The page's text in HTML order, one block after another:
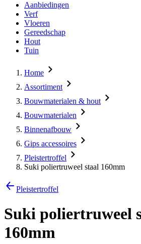
Aanbiedingen
Verf
Vloeren
Gereedschap
Hout
Tuin
Home
Assortiment
Bouwmaterialen & hout
Bouwmaterialen
Binnenafbouw
Gips accessoires
Pleistertroffel
Suki poliertruweel staal 160mm
Pleistertroffel
Suki poliertruweel
160mm